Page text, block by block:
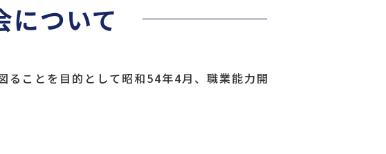
について
ることを目的として昭和54年4月、職業能力開